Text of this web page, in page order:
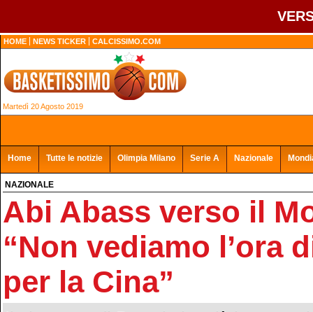
HOME NEWS TICKER CALCISSIMO.COM
Martedì 20 Agosto 2019
Home Tutte le notizie Olimpia Milano Serie A Nazionale
NAZIONALE
Abi Abass verso il
“Non vediamo l’ora
per la Cina”